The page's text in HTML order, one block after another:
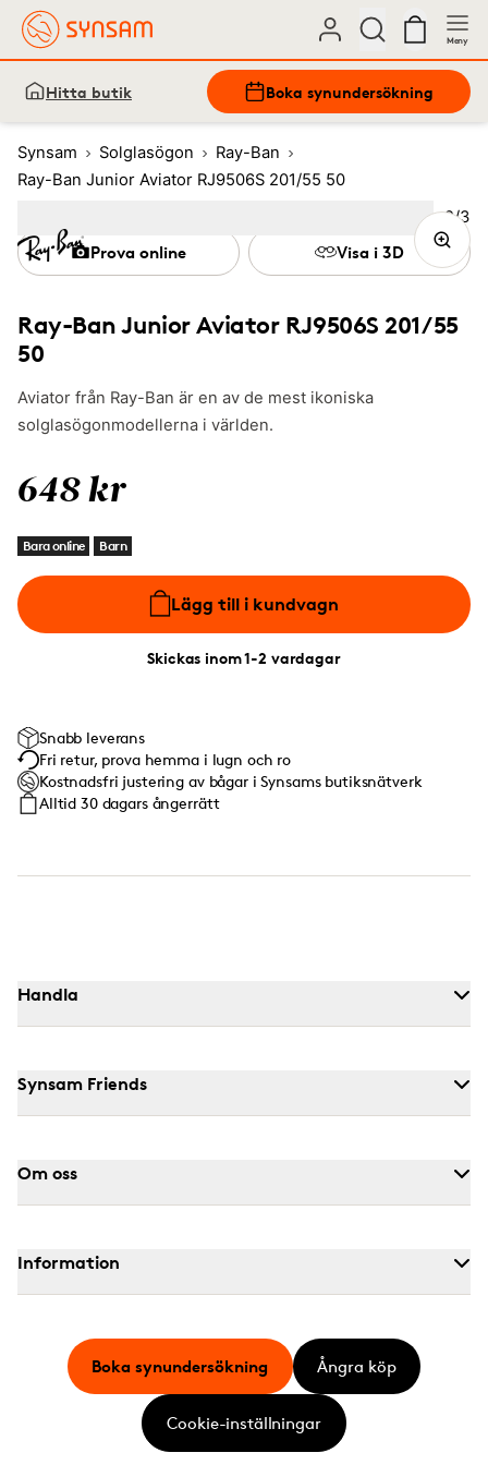
Meny
Hitta butik Boka synundersökning
Synsam Solglasögon
Ray-Ban
Ray-Ban Junior Aviator RJ9506S 201/55 50
Ray-Ban Junior Aviator RJ9506S 201/55
50
Aviator från Ray-Ban är en av de mest ikoniska
solglasögonmodellerna i världen.
648 kr
Bara online Barn
Lägg till i kundvagn
Skickas inom 1-2 vardagar
Prova online Visa i 3D
Snabb leverans
Fri retur, prova hemma i lugn och ro
Kostnadsfri justering av bågar i Synsams butiksnätverk
Alltid 30 dagars ångerrätt
Bild
2/3
3
Handla
Synsam Friends
Om oss
Information
Boka synundersökning Ångra köp
Cookie-inställningar